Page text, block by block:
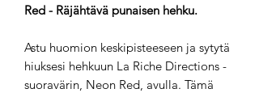
Red - Räjähtävä punaisen hehku.
Astu huomion keskipisteeseen ja sytytä
hiuksesi hehkuun La Riche Directions -
suoravärin, Neon Red, avulla. Tämä